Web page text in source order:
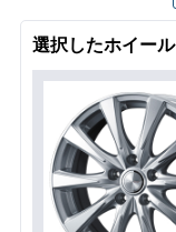
選択したホイール